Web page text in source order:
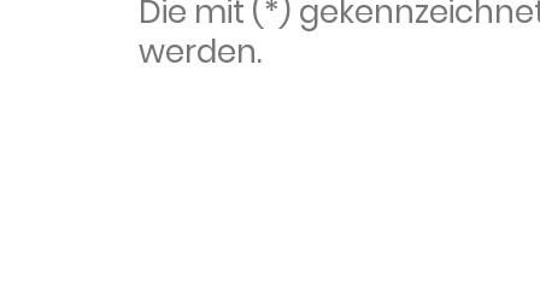
Die mit (*)
werden.